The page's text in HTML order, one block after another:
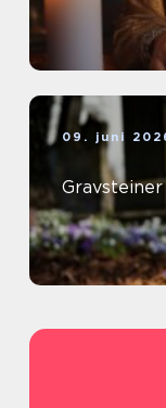
09. juni